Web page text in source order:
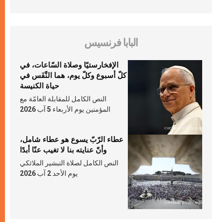
البابا فرنسيس
الإفخارستيّا وصلاة السّاعات، في
كلّ أسبوع وكلّ يوم، هما النَّفَس في
حياة الكنيسة
النص الكامل للمقابلة العامّة مع
المؤمنين يوم الأربعاء 5 آب 2026
عطاء الرّبّ يسوع هو عطاء شامل،
وأنّ عنايته بنا لا تغيب عنّا أبدًا
النص الكامل لصلاة التبشير الملائكي
يوم الأحد 2 آب 2026